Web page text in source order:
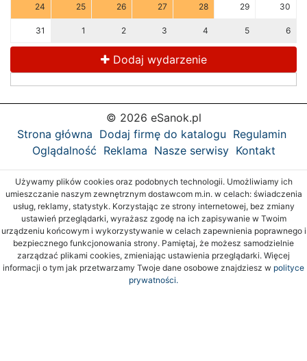
24 25 26 27 28 29 30
31 1 2 3 4 5 6
Dodaj wydarzenie
© 2026 eSanok.pl
Strona główna Dodaj firmę do katalogu Regulamin
Oglądalność Reklama Nasze serwisy Kontakt
Używamy plików cookies oraz podobnych technologii. Umożliwiamy ich
umieszczanie naszym zewnętrznym dostawcom m.in. w celach: świadczenia
usług, reklamy, statystyk. Korzystając ze strony internetowej, bez zmiany
ustawień przeglądarki, wyrażasz zgodę na ich zapisywanie w Twoim
urządzeniu końcowym i wykorzystywanie w celach zapewnienia poprawnego i
bezpiecznego funkcjonowania strony. Pamiętaj, że możesz samodzielnie
zarządzać plikami cookies, zmieniając ustawienia przeglądarki. Więcej
informacji o tym jak przetwarzamy Twoje dane osobowe znajdziesz w polityce
prywatności.